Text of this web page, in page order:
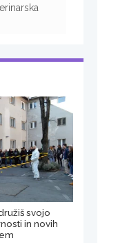
svojo
in novih